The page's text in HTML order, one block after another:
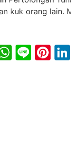
kuk orang lain.
Line